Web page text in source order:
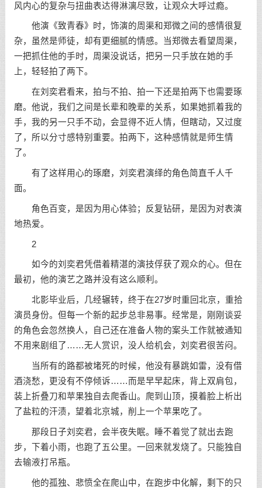
风内心的复杂与扭曲表达得淋漓尽致，让观众大呼过瘾。
他演《致青春》时，饰演的周渠和郑微之间的感情很复
杂，虽然是师徒，却有更细腻的情感。当郑微去看望周渠，
一把抓住他的手时，周渠没说话，把另一只手放在她的手
上，轻轻拍了两下。
在刘奕君看来，拍与不拍、拍一下还是拍两下也需要琢
磨。他说，我们之间是长辈和晚辈的关系，如果她抓着我的
手，我的另一只手不动，会显得不近人情，但瞎动，又过度
了，所以分寸感特别重要。拍两下，这种感情就是师生情
了。
有了这样用心的琢磨，刘奕君演绎的角色简直千人千
面。
角色百变，是因为用心体验；反复钻研，是因为对表演
地热爱。
2
如今的刘奕君凭借着精湛的演技俘获了观众的心。但在
最初，他的演艺之路并没有这么顺利。
北影毕业后，几经辗转，终于在27岁时重回北京，重拾
演员身份。但每一个新的起步总非易事。经常是，刚刚谈妥
的角色会忽然换人，自己还在准备人物的案头工作就被通知
不用来剧组了……无人赏识，没人给机会，刘奕君很苦闷。
当所有的路都被堵死的时候，他没有暴跳如雷，没有借
酒浇愁，更没有不停倾诉……而是早早起床，背上双肩包，
装上折叠刀和苹果独自去爬香山。爬到山顶，摸着脸上析出
了盐粒的汗渍，望着北京城，削上一个苹果吃了。
那段日子刘奕君，会半夜失眠。睡不着觉了就出去跑
步，下着小雨，也跑了五公里。一回来就发烧了。只能独自
去输液打吊瓶。
他的孤独、悲愤全在爬山中，在跑步中化解，剩下的只